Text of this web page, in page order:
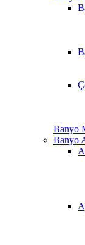
Banyo
Banyo